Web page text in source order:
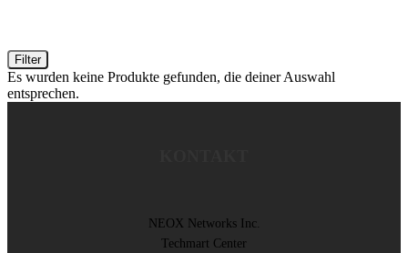
Filter
Es wurden keine Produkte gefunden, die deiner Auswahl
entsprechen.
NEOX Networks Inc.
Techmart Center